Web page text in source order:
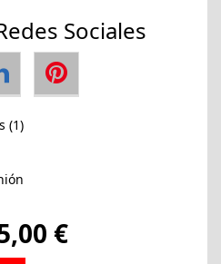
Sociales
(1)
€